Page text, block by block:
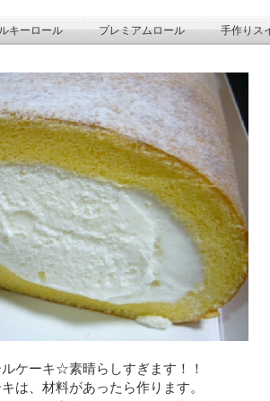
キーロール プレミアムロール 手作りス
ルケーキ☆素晴らしすぎます！！
は、材料があったら作ります。